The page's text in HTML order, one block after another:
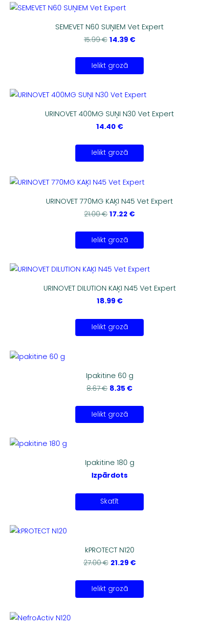
SEMEVET N60 SUŅIEM Vet Expert
15.99 € 14.39 €
Ielikt grozā
URINOVET 400MG SUŅI N30 Vet Expert
14.40 €
Ielikt grozā
URINOVET 770MG KAĶI N45 Vet Expert
21.00 € 17.22 €
Ielikt grozā
URINOVET DILUTION KAĶI N45 Vet Expert
18.99 €
Ielikt grozā
Ipakitine 60 g
8.67 € 8.35 €
Ielikt grozā
Ipakitine 180 g
Izpārdots
Skatīt
kPROTECT N120
27.00 € 21.29 €
Ielikt grozā